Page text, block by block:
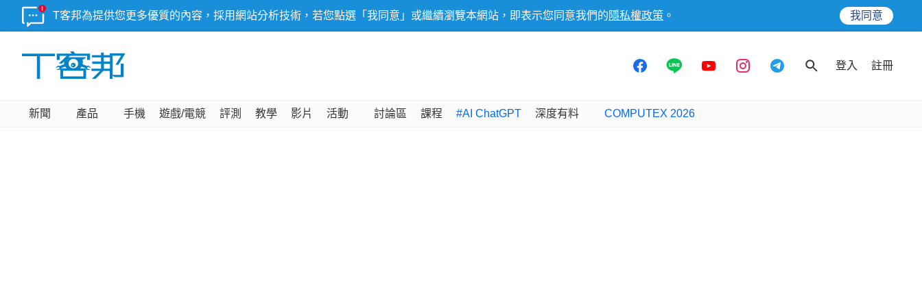
T客邦為提供您更多優質的內容，採用網站分析技術，若您點選「我同意」或繼續瀏覽本網站，即表示您同意我們的 隱私權政策 。 我同意
登入 註冊
新聞 產品 手機 遊戲/電競 評測 教學 影片 活動 討論區 課程 #AI ChatGPT 深度有料 COMPUTEX 2026